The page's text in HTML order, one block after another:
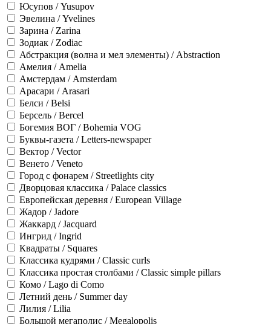
Юсупов / Yusupov
Эвелина / Yvelines
Зарина / Zarina
Зодиак / Zodiac
Абстракция (волна и мел элементы) / Abstraction
Амелия / Amelia
Амстердам / Amsterdam
Арасари / Arasari
Белси / Belsi
Берсель / Bercel
Богемия ВОГ / Bohemia VOG
Буквы-газета / Letters-newspaper
Вектор / Vector
Венето / Veneto
Город с фонарем / Streetlights city
Дворцовая классика / Palace classics
Европейская деревня / European Village
Жадор / Jadore
Жаккард / Jacquard
Ингрид / Ingrid
Квадраты / Squares
Классика кудрями / Classic curls
Классика простая столбами / Classic simple pillars
Комо / Lago di Como
Летний день / Summer day
Лилия / Lilia
Большой мегаполис / Megalopolis